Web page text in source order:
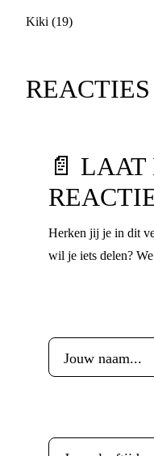
Kiki (19)
📄 LAAT
Herken jij je in dit
wil je iets delen?